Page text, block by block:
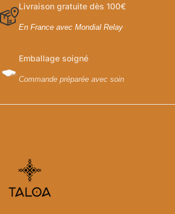
Livraison gratuite dès 100€
En France avec Mondial Relay
Emballage soigné
Commande préparée avec soin